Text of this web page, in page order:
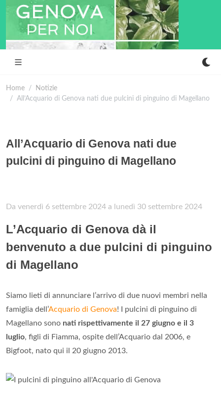
Home
Notizie
All’Acquario di Genova nati due pulcini di pinguino di Magellano
All’Acquario di Genova nati due
pulcini di pinguino di Magellano
Da venerdì 6 settembre 2024 a lunedì 30 settembre 2024
L’Acquario di Genova dà il
benvenuto a due pulcini di pinguino
di Magellano
Siamo lieti di annunciare l’arrivo di due nuovi membri nella
famiglia dell’Acquario di Genova! I pulcini di pinguino di
Magellano sono nati rispettivamente il 27 giugno e il 3
luglio, figli di Fiamma, ospite dell’Acquario dal 2006, e
Bigfoot, nato qui il 20 giugno 2013.